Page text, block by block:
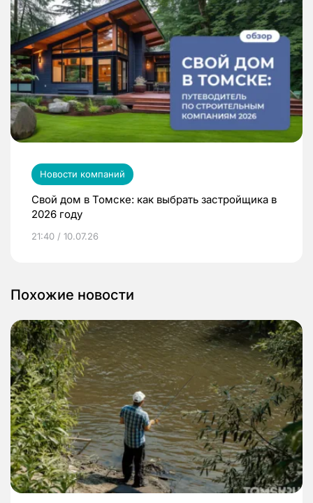
Новости компаний
Свой дом в Томске: как выбрать застройщика в
2026 году
21:40 / 10.07.26
Похожие новости